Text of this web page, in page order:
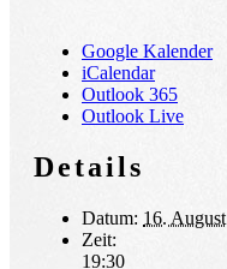
Google Kalender
iCalendar
Outlook 365
Outlook Live
Details
Datum: 16. August
Zeit:
19:30